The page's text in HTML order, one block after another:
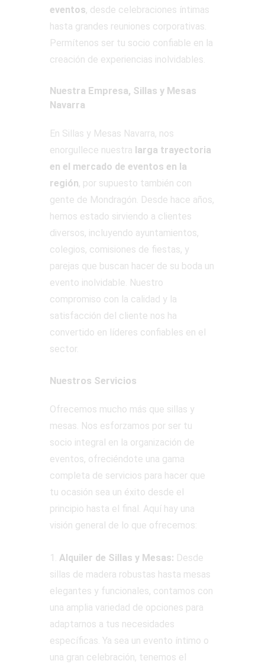
eventos, desde celebraciones íntimas
hasta grandes reuniones corporativas.
Permítenos ser tu socio confiable en la
creación de experiencias inolvidables.
Nuestra Empresa, Sillas y Mesas
Navarra
En Sillas y Mesas Navarra, nos
enorgullece nuestra larga trayectoria
en el mercado de eventos en la
región, por supuesto también con
gente de Mondragón. Desde hace años,
hemos estado sirviendo a clientes
diversos, incluyendo ayuntamientos,
colegios, comisiones de fiestas, y
parejas que buscan hacer de su boda un
evento inolvidable. Nuestro
compromiso con la calidad y la
satisfacción del cliente nos ha
convertido en líderes confiables en el
sector.
Nuestros Servicios
Ofrecemos mucho más que sillas y
mesas. Nos esforzamos por ser tu
socio integral en la organización de
eventos, ofreciéndote una gama
completa de servicios para hacer que
tu ocasión sea un éxito desde el
principio hasta el final. Aquí hay una
visión general de lo que ofrecemos:
1. Alquiler de Sillas y Mesas: Desde
sillas de madera robustas hasta mesas
elegantes y funcionales, contamos con
una amplia variedad de opciones para
adaptarnos a tus necesidades
específicas. Ya sea un evento íntimo o
una gran celebración, tenemos el